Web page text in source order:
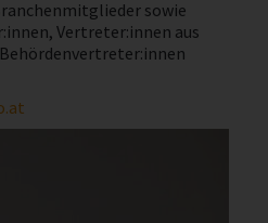
sowie
Vertreter:innen aus